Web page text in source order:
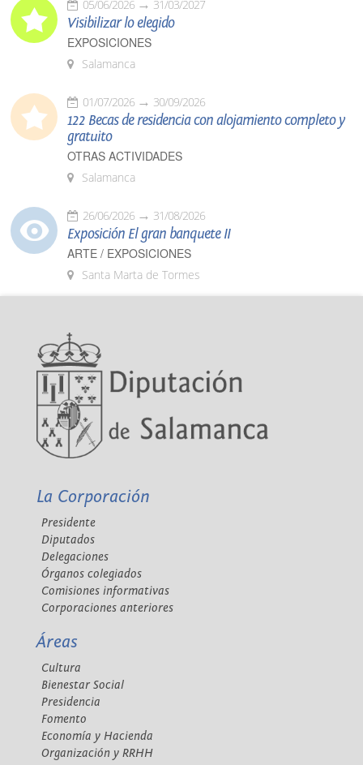
05/06/2026 31/03/2027
Visibilizar lo elegido
EXPOSICIONES
Salamanca
01/07/2026 30/09/2026
122 Becas de residencia con alojamiento completo y
gratuito
OTRAS ACTIVIDADES
Salamanca
26/06/2026 31/08/2026
Exposición El gran banquete II
ARTE / EXPOSICIONES
Santa Marta de Tormes
La Corporación
Presidente
Diputados
Delegaciones
Órganos colegiados
Comisiones informativas
Corporaciones anteriores
Áreas
Cultura
Bienestar Social
Presidencia
Fomento
Economía y Hacienda
Organización y RRHH